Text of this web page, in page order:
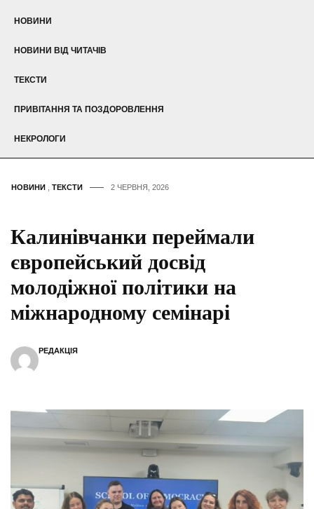
НОВИНИ
НОВИНИ ВІД ЧИТАЧІВ
ТЕКСТИ
ПРИВІТАННЯ ТА ПОЗДОРОВЛЕННЯ
НЕКРОЛОГИ
НОВИНИ ТЕКСТИ 2 ЧЕРВНЯ, 2026
Калинівчанки переймали
європейський досвід
молодіжної політики на
міжнародному семінарі
РЕДАКЦІЯ